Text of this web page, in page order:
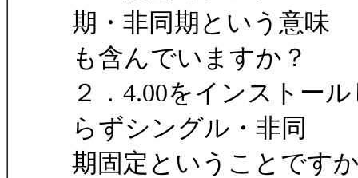
期・非同期という意味
も含んでいますか？
２．4.00をインストー
らずシングル・非同
期固定ということです